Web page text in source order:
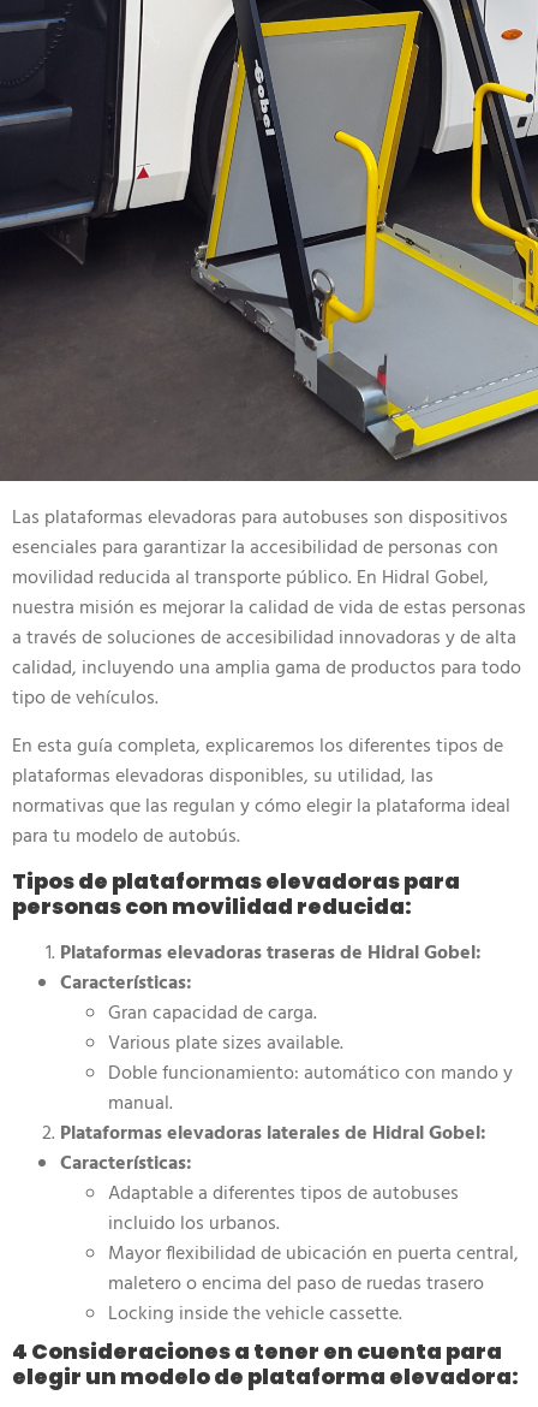
Las plataformas elevadoras para autobuses son dispositivos
esenciales para garantizar la accesibilidad de personas con
movilidad reducida al transporte público. En Hidral Gobel,
nuestra misión es mejorar la calidad de vida de estas personas
a través de soluciones de accesibilidad innovadoras y de alta
calidad, incluyendo una amplia gama de productos para todo
tipo de vehículos.
En esta guía completa, explicaremos los diferentes tipos de
plataformas elevadoras disponibles, su utilidad, las
normativas que las regulan y cómo elegir la plataforma ideal
para tu modelo de autobús.
Tipos de plataformas elevadoras para
personas con movilidad reducida:
Plataformas elevadoras traseras de Hidral Gobel:
Características:
Gran capacidad de carga.
Various plate sizes available.
Doble funcionamiento: automático con mando y
manual.
Plataformas elevadoras laterales de Hidral Gobel:
Características:
Adaptable a diferentes tipos de autobuses
incluido los urbanos.
Mayor flexibilidad de ubicación en puerta central,
maletero o encima del paso de ruedas trasero
Locking inside the vehicle cassette.
4 Consideraciones a tener en cuenta para
elegir un modelo de plataforma elevadora: